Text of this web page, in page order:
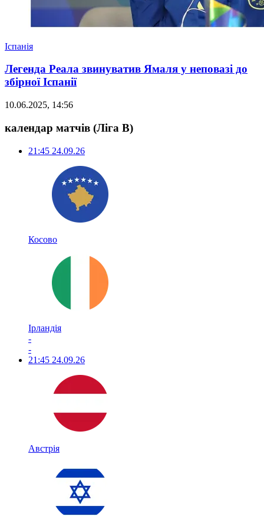
Іспанія
Легенда Реала звинуватив Ямаля у неповазі до
збірної Іспанії
10.06.2025, 14:56
календар матчів (Ліга B)
21:45 24.09.26
Косово
Ірландія
-
-
21:45 24.09.26
Австрія